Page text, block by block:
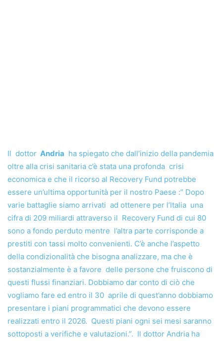
Il dottor Andria ha spiegato che dall’inizio della pandemia
oltre alla crisi sanitaria c’è stata una profonda crisi
economica e che il ricorso al Recovery Fund potrebbe
essere un’ultima opportunità per il nostro Paese :” Dopo
varie battaglie siamo arrivati ad ottenere per l’Italia una
cifra di 209 miliardi attraverso il Recovery Fund di cui 80
sono a fondo perduto mentre l’altra parte corrisponde a
prestiti con tassi molto convenienti. C’è anche l’aspetto
della condizionalità che bisogna analizzare, ma che è
sostanzialmente è a favore delle persone che fruiscono di
questi flussi finanziari. Dobbiamo dar conto di ciò che
vogliamo fare ed entro il 30 aprile di quest’anno dobbiamo
presentare i piani programmatici che devono essere
realizzati entro il 2026. Questi piani ogni sei mesi saranno
sottoposti a verifiche e valutazioni.”. Il dottor Andria ha